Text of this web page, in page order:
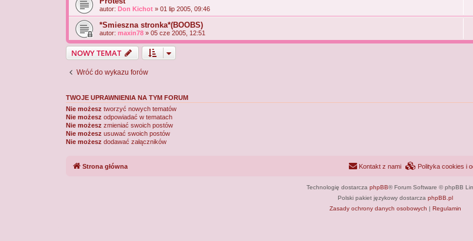
autor: Don Kichot » 01 lip 2005, 09:46
*Smieszna stronka*(BOOBS)
autor: maxin78 » 05 cze 2005, 12:51
NOWY TEMAT
Wróć do wykazu forów
TWOJE UPRAWNIENIA NA TYM FORUM
Nie możesz tworzyć nowych tematów
Nie możesz odpowiadać w tematach
Nie możesz zmieniać swoich postów
Nie możesz usuwać swoich postów
Nie możesz dodawać załączników
Strona główna Polityka cookies i
Kontakt z nami
Technologię dostarcza phpBB® Forum Software © phpBB
Polski pakiet językowy dostarcza phpBB.pl
Zasady ochrony danych osobowych | Regulamin